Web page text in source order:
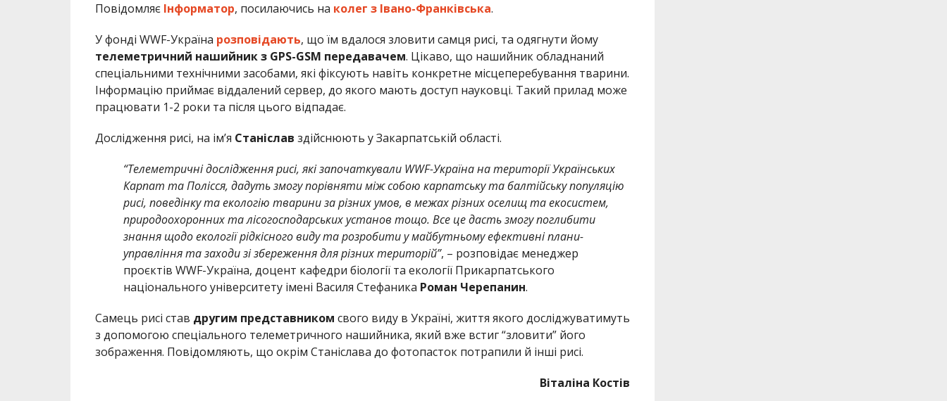
Повідомляє Інформатор, посилаючись на колег з Івано-Франківська.
У фонді WWF-Україна розповідають, що їм вдалося зловити самця рисі, та одягнути йому
телеметричний нашийник з GPS-GSM передавачем. Цікаво, що нашийник обладнаний
спеціальними технічними засобами, які фіксують навіть конкретне місцеперебування тварини.
Інформацію приймає віддалений сервер, до якого мають доступ науковці. Такий прилад може
працювати 1-2 роки та після цього відпадає.
Дослідження рисі, на ім’я Станіслав здійснюють у Закарпатській області.
“Телеметричні дослідження рисі, які започаткували WWF-Україна на території Українських
Карпат та Полісся, дадуть змогу порівняти між собою карпатську та балтійську популяцію
рисі, поведінку та екологію тварини за різних умов, в межах різних оселищ та екосистем,
природоохоронних та лісогосподарських установ тощо. Все це дасть змогу поглибити
знання щодо екології рідкісного виду та розробити у майбутньому ефективні плани-
управління та заходи зі збереження для різних територій”, – розповідає менеджер
проєктів WWF-Україна, доцент кафедри біології та екології Прикарпатського
національного університету імені Василя Стефаника Роман Черепанин.
Самець рисі став другим представником свого виду в Україні, життя якого досліджуватимуть
з допомогою спеціального телеметричного нашийника, який вже встиг “зловити” його
зображення. Повідомляють, що окрім Станіслава до фотопасток потрапили й інші рисі.
Віталіна Костів